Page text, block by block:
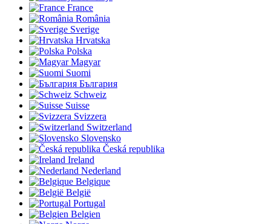
France
România
Sverige
Hrvatska
Polska
Magyar
Suomi
България
Schweiz
Suisse
Svizzera
Switzerland
Slovensko
Česká republika
Ireland
Nederland
Belgique
België
Portugal
Belgien